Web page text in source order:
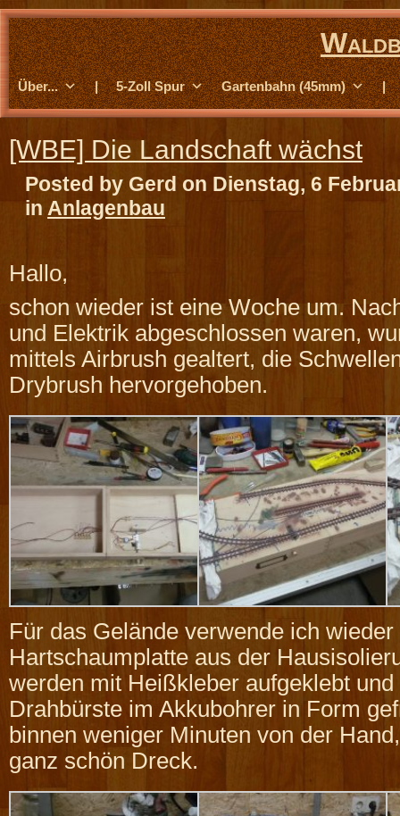
Über... | 5-Zoll Spur Gartenbahn (45mm) |
[WBE] Die Landschaft wächst
Posted by Gerd on Dienstag, 6
in Anlagenbau
Hallo,
schon wieder ist eine Woche um.
und Elektrik abgeschlossen waren,
mittels Airbrush gealtert, die
Drybrush hervorgehoben.
Für das Gelände verwende ich wieder
Hartschaumplatte aus der
werden mit Heißkleber aufgeklebt
Drahbürste im Akkubohrer in Form
binnen weniger Minuten von der
ganz schön Dreck.